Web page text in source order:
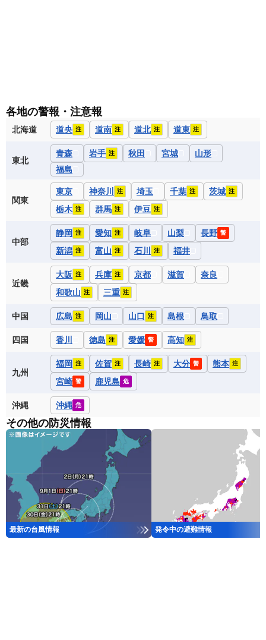
各地の警報・注意報
北海道 道央 注 道南 注 道北 注 道東 注
東北
青森 岩手 注 秋田 宮城
山形
福島
関東
東京 神奈川 注 埼玉 千葉 注 茨城 注
栃木 注 群馬 注 伊豆 注
中部
静岡 注 愛知 注 岐阜 山梨 長野 警
新潟 注 富山 注 石川 注 福井
近畿
大阪 注 兵庫 注 京都 滋賀
奈良
和歌山 注 三重 注
中国 広島 注 岡山 山口 注 島根 鳥取
四国 香川 徳島 注 愛媛 警 高知 注
九州
福岡 注 佐賀 注 長崎 注 大分 警 熊本 注
宮崎 警 鹿児島 危
沖縄 沖縄 危
その他の防災情報
最新の台風情報 発令中の避難情報